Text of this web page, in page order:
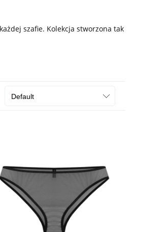
szafie. Kolekcja stworzona tak